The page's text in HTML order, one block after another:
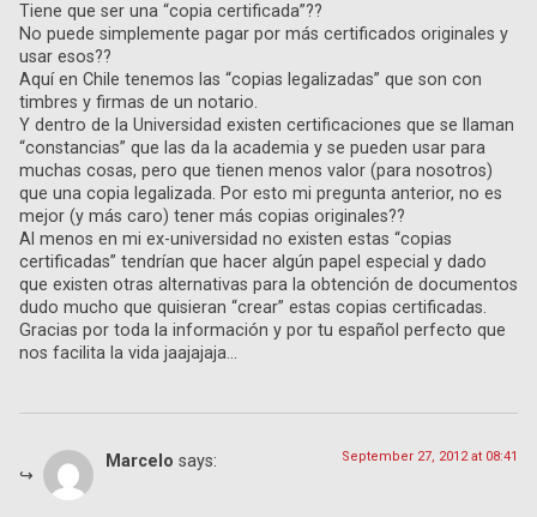
Tiene que ser una “copia certificada”??
No puede simplemente pagar por más certificados originales y
usar esos??
Aquí en Chile tenemos las “copias legalizadas” que son con
timbres y firmas de un notario.
Y dentro de la Universidad existen certificaciones que se llaman
“constancias” que las da la academia y se pueden usar para
muchas cosas, pero que tienen menos valor (para nosotros)
que una copia legalizada. Por esto mi pregunta anterior, no es
mejor (y más caro) tener más copias originales??
Al menos en mi ex-universidad no existen estas “copias
certificadas” tendrían que hacer algún papel especial y dado
que existen otras alternativas para la obtención de documentos
dudo mucho que quisieran “crear” estas copias certificadas.
Gracias por toda la información y por tu español perfecto que
nos facilita la vida jaajajaja…
Marcelo says: September 27, 2012 at 08:41